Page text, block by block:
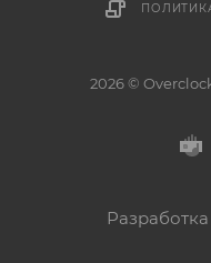
2026 ©
Разработка